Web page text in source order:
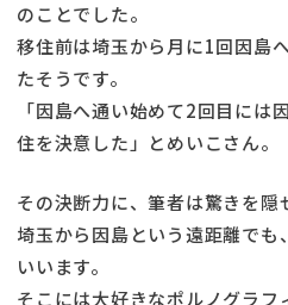
のことでした。
移住前は埼玉から月に1回因島
たそうです。
「因島へ通い始めて2回目には
住を決意した」とめいこさん。
その決断力に、筆者は驚きを隠
埼玉から因島という遠距離でも
いいます。
そこには大好きなポルノグラフ